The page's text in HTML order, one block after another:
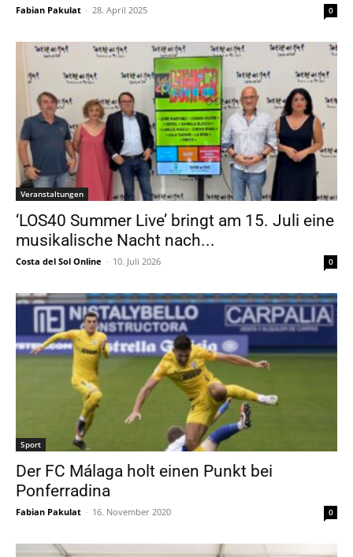
Fabian Pakulat - 28. April 2025 0
Veranstaltungen
‘LOS40 Summer Live’ bringt am 15. Juli eine
musikalische Nacht nach...
Costa del Sol Online - 10. Juli 2026 0
Sport
Der FC Málaga holt einen Punkt bei
Ponferradina
Fabian Pakulat - 16. November 2020 0